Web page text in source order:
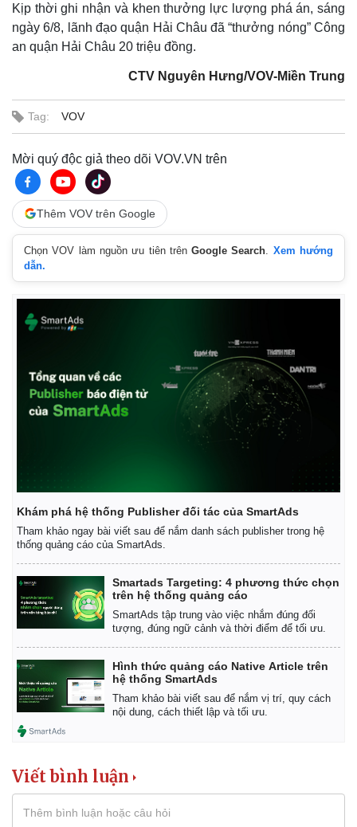
Thế giới
Hồ sơ
E-Magazine
Kịp thời ghi nhận và khen thưởng lực lượng phá án, sáng
ngày 6/8, lãnh đạo quận Hải Châu đã “thưởng nóng” Công
an quận Hải Châu 20 triệu đồng.
CTV Nguyên Hưng/VOV-Miền Trung
Tag: VOV
Mời quý độc giả theo dõi VOV.VN trên
Thêm VOV trên Google
Chọn VOV làm nguồn ưu tiên trênGoogle Search
Xem hướng
dẫn.
Khám phá hệ thống Publisher đối tác của SmartAds
Tham khảo ngay bài viết sau để nắm danh sách publisher trong hệ
thống quảng cáo của SmartAds.
Smartads Targeting: 4 phương thức chọn
trên hệ thống quảng cáo
SmartAds tập trung vào việc nhắm đúng đối
tượng, đúng ngữ cảnh và thời điểm để tối ưu.
Hình thức quảng cáo Native Article trên
hệ thống SmartAds
Tham khảo bài viết sau để nắm vị trí, quy cách
nội dung, cách thiết lập và tối ưu.
Viết bình luận